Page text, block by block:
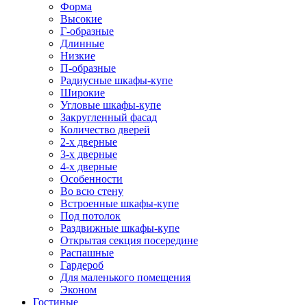
Форма
Высокие
Г-образные
Длинные
Низкие
П-образные
Радиусные шкафы-купе
Широкие
Угловые шкафы-купе
Закругленный фасад
Количество дверей
2-х дверные
3-х дверные
4-х дверные
Особенности
Во всю стену
Встроенные шкафы-купе
Под потолок
Раздвижные шкафы-купе
Открытая секция посередине
Распашные
Гардероб
Для маленького помещения
Эконом
Гостиные